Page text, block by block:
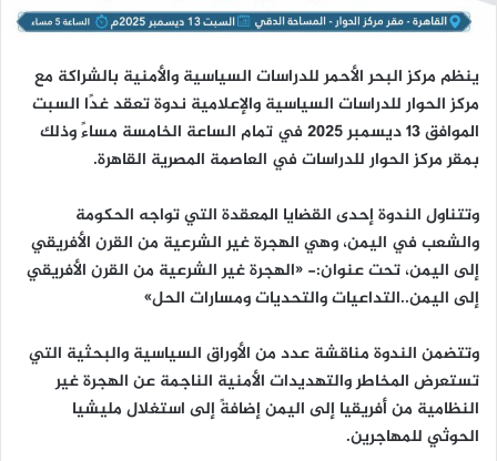
ينظم مركز البحر الأحمر للدراسات السياسية والأمنية بالشراكة مع
مركز الحوار للدراسات السياسية والإعلامية ندوة تعقد غدًا السبت
الموافق 13 ديسمبر 2025 في تمام الساعة الخامسة مساءً وذلك
بمقر مركز الحوار للدراسات في العاصمة المصرية القاهرة.
وتتناول الندوة إحدى القضايا المعقدة التي تواجه الحكومة
والشعب في اليمن، وهي الهجرة غير الشرعية من القرن الأفريقي
إلى اليمن، تحت عنوان:- «الهجرة غير الشرعية من القرن الأفريقي
إلى اليمن..التداعيات والتحديات ومسارات الحل»
وتتضمن الندوة مناقشة عدد من الأوراق السياسية والبحثية التي
تستعرض المخاطر والتهديدات الأمنية الناجمة عن الهجرة غير
النظامية من أفريقيا إلى اليمن إضافةً إلى استغلال مليشيا
الحوثي للمهاجرين.